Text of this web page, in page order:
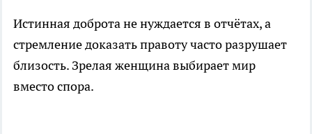
Истинная доброта не нуждается в отчётах, а
стремление доказать правоту часто разрушает
близость. Зрелая женщина выбирает мир
вместо спора.